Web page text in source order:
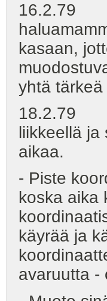
16.2.79 -
kasaan,
yhtä
18.2.79 -
liikkeellä ja
aikaa.
- Piste
koska aika
käyrää ja
avaruutta -